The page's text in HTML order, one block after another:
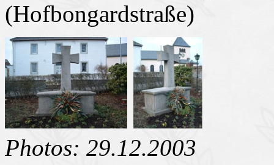
(Hofbongardstraße)
Photos: 29.12.2003